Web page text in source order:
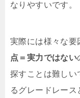
なりやすいです。
実際には様々な要
点＝実力ではない
探すことは難しい
るグレードレー